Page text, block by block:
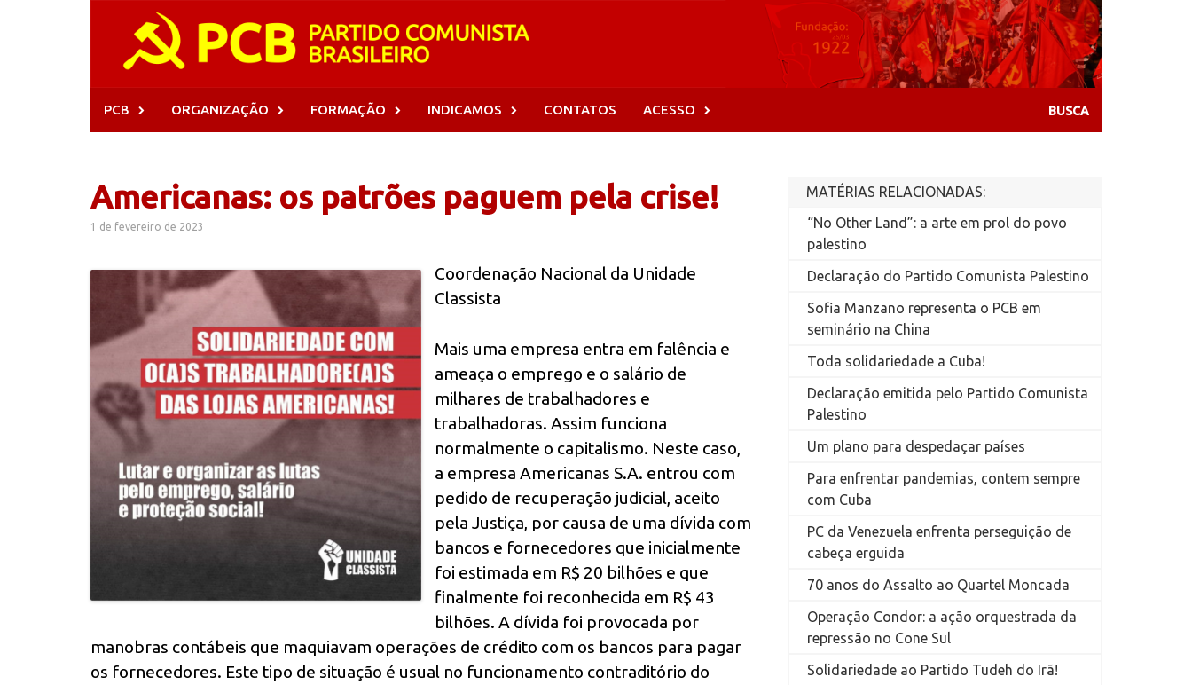
PCB ORGANIZAÇÃO FORMAÇÃO INDICAMOS CONTATOS ACESSO
Americanas: os patrões paguem pela crise!
1 de fevereiro de 2023
Coordenação Nacional da Unidade
Classista
Mais uma empresa entra em falência e
ameaça o emprego e o salário de
milhares de trabalhadores e
trabalhadoras. Assim funciona
normalmente o capitalismo. Neste caso,
a empresa Americanas S.A. entrou com
pedido de recuperação judicial, aceito
pela Justiça, por causa de uma dívida com
bancos e fornecedores que inicialmente
foi estimada em R$ 20 bilhões e que
finalmente foi reconhecida em R$ 43
bilhões. A dívida foi provocada por
manobras contábeis que maquiavam operações de crédito com os bancos para pagar
os fornecedores. Este tipo de situação é usual no funcionamento contraditório do
MATÉRIAS RELACIONADAS:
“No Other Land”: a arte em prol do povo
palestino
Declaração do Partido Comunista Palestino
Sofia Manzano representa o PCB em
seminário na China
Toda solidariedade a Cuba!
Declaração emitida pelo Partido Comunista
Palestino
Um plano para despedaçar países
Para enfrentar pandemias, contem sempre
com Cuba
PC da Venezuela enfrenta perseguição de
cabeça erguida
70 anos do Assalto ao Quartel Moncada
Operação Condor: a ação orquestrada da
repressão no Cone Sul
Solidariedade ao Partido Tudeh do Irã!